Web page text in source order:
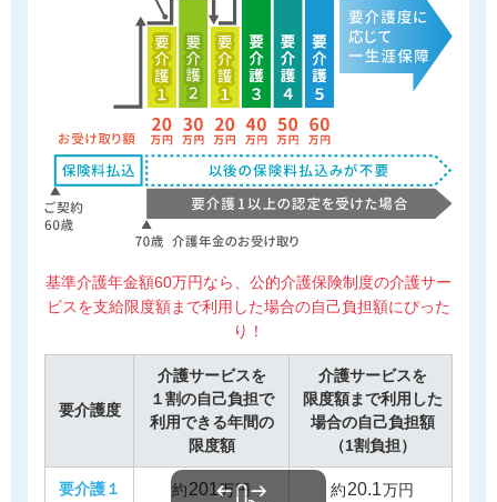
基準介護年金額60万円なら、 公的介護保険制度の介護サー
ビスを支給限度額まで利用した場合の自己負担額にぴった
り！
要介護度
介護サービスを
１割の自己負担で
利用できる年間の
限度額
介護サービスを
限度額まで利用 した
場合の自己負担額
（1割負担）
要介護１ 約201万円 約20.1万円